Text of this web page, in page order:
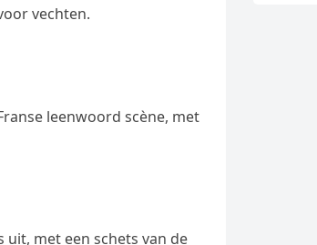
vechten.
leenwoord scène, met
uit, met een schets van de